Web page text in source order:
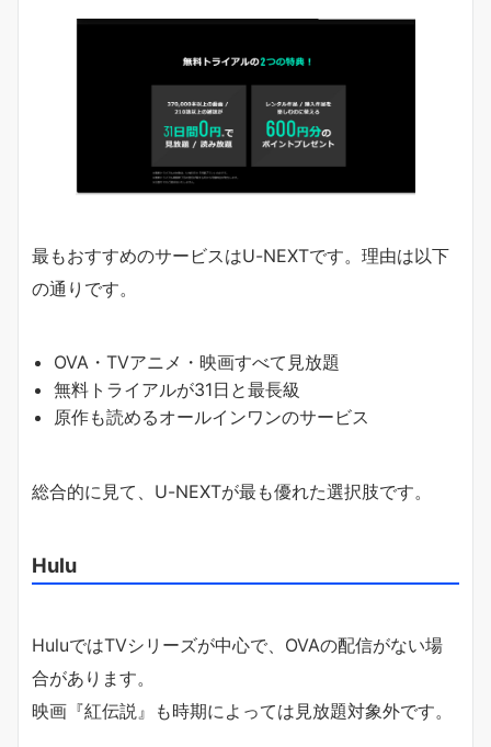
最もおすすめのサービスはU-NEXTです。理由は以下
の通りです。
OVA・TVアニメ・映画すべて見放題
無料トライアルが31日と最長級
原作も読めるオールインワンのサービス
総合的に見て、U-NEXTが最も優れた選択肢です。
Hulu
HuluではTVシリーズが中心で、OVAの配信がない場
合があります。
映画『紅伝説』も時期によっては見放題対象外です。